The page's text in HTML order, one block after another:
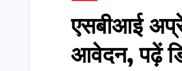
एसबीआई
आवेदन, पढ़ें